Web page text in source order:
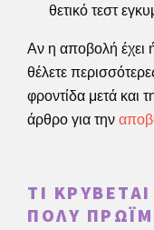
θετικό τεστ
Αν η αποβολή έχει
θέλετε
φροντίδα μετά και
άρθρο για την
ΤΙ
ΠΟΛΎ